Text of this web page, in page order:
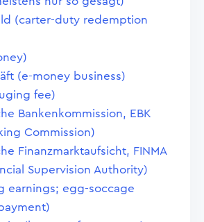
(carter-duty redemption
(e-money business)
fee)
Bankenkommission, EBK
Commission)
Finanzmarktaufsicht, FINMA
Supervision Authority)
earnings; egg-soccage